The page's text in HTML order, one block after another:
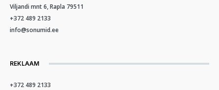
Viljandi mnt 6, Rapla 79511
+372 489 2133
info@sonumid.ee
REKLAAM
+372 489 2133